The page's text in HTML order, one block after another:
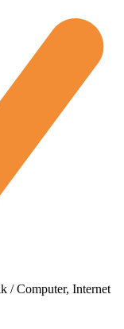
/ Computer, Internet